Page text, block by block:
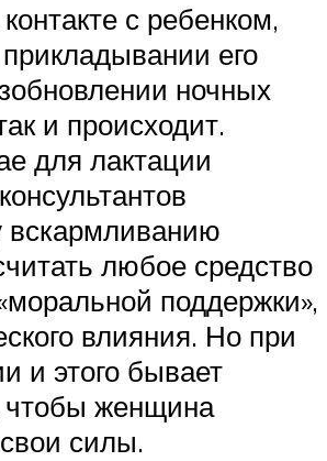
с ребенком,
его
ночных
и происходит.
для лактации
вскармливанию
любое средство
поддержки»,
влияния. Но при
и этого бывает
чтобы женщина
силы.